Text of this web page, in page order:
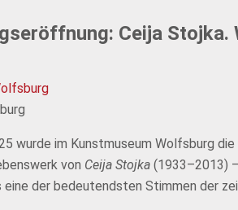
Ceija Stojka.
wurde im Kunstmuseum Wolfsburg
von Ceija Stojka (1933–2013)
eine der bedeutendsten Stimmen der